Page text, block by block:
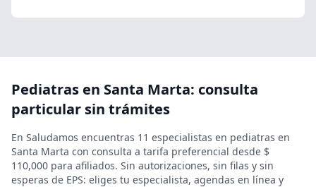
Pediatras en Santa Marta: consulta
particular sin trámites
En Saludamos encuentras 11 especialistas en pediatras en
Santa Marta con consulta a tarifa preferencial desde $
110,000 para afiliados. Sin autorizaciones, sin filas y sin
esperas de EPS: eliges tu especialista, agendas en línea y